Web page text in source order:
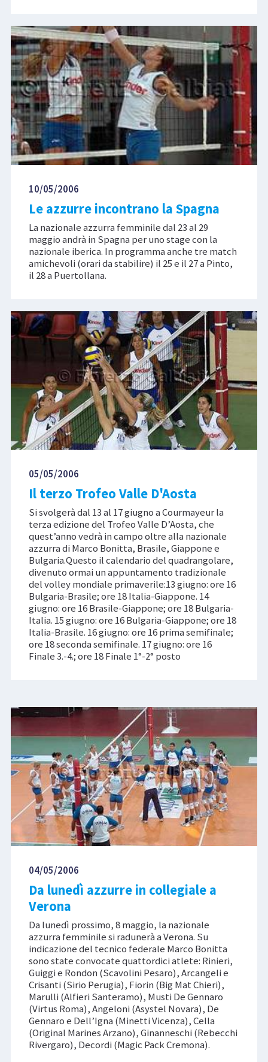
10/05/2006
Le azzurre incontrano la Spagna
La nazionale azzurra femminile dal 23 al 29
maggio andrà in Spagna per uno stage con la
nazionale iberica. In programma anche tre match
amichevoli (orari da stabilire) il 25 e il 27 a Pinto,
il 28 a Puertollana.
05/05/2006
Il terzo Trofeo Valle D'Aosta
Si svolgerà dal 13 al 17 giugno a Courmayeur la
terza edizione del Trofeo Valle D’Aosta, che
quest’anno vedrà in campo oltre alla nazionale
azzurra di Marco Bonitta, Brasile, Giappone e
Bulgaria.Questo il calendario del quadrangolare,
divenuto ormai un appuntamento tradizionale
del volley mondiale primaverile:13 giugno: ore 16
Bulgaria-Brasile; ore 18 Italia-Giappone. 14
giugno: ore 16 Brasile-Giappone; ore 18 Bulgaria-
Italia. 15 giugno: ore 16 Bulgaria-Giappone; ore 18
Italia-Brasile. 16 giugno: ore 16 prima semifinale;
ore 18 seconda semifinale. 17 giugno: ore 16
Finale 3.-4.; ore 18 Finale 1°-2° posto
04/05/2006
Da lunedì azzurre in collegiale a
Verona
Da lunedì prossimo, 8 maggio, la nazionale
azzurra femminile si radunerà a Verona. Su
indicazione del tecnico federale Marco Bonitta
sono state convocate quattordici atlete: Rinieri,
Guiggi e Rondon (Scavolini Pesaro), Arcangeli e
Crisanti (Sirio Perugia), Fiorin (Big Mat Chieri),
Marulli (Alfieri Santeramo), Musti De Gennaro
(Virtus Roma), Angeloni (Asystel Novara), De
Gennaro e Dell’Igna (Minetti Vicenza), Cella
(Original Marines Arzano), Ginanneschi (Rebecchi
Rivergaro), Decordi (Magic Pack Cremona).